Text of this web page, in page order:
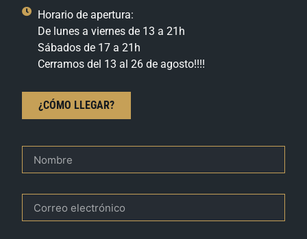
Horario de apertura:
De lunes a viernes de 13 a 21h
Sábados de 17 a 21h
Cerramos del 13 al 26 de agosto!!!!
¿CÓMO LLEGAR?